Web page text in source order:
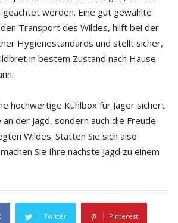
geachtet werden. Eine gut gewählte
Transport des Wildes, hilft bei der
Hygienestandards und stellt sicher,
in bestem Zustand nach Hause
hochwertige Kühlbox für Jäger sichert
der Jagd, sondern auch die Freude
Wildes. Statten Sie sich also
Sie Ihre nächste Jagd zu einem
Twitter Pinterest